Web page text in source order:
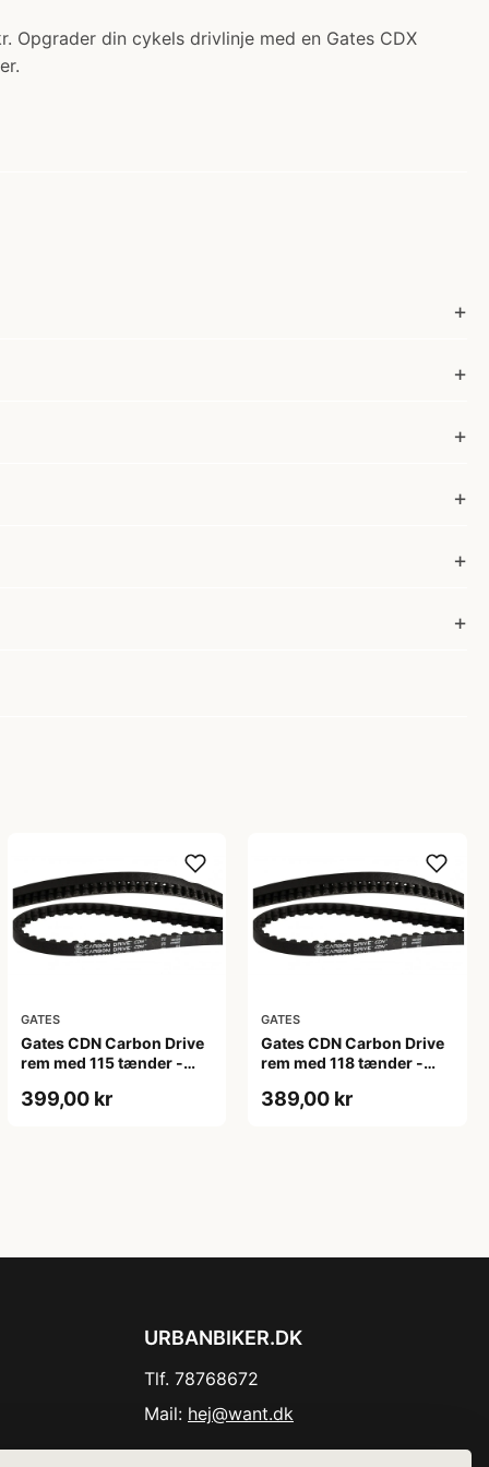
Opgrader din cykels drivlinje med en Gates CDX
GATES
Gates CDN Carbon Drive
rem med 115 tænder -
399,00 kr
GATES
Gates CDN Carbon Drive
rem med 118 tænder -
389,00 kr
URBANBIKER.DK
Tlf. 78768672
Mail: hej@want.dk